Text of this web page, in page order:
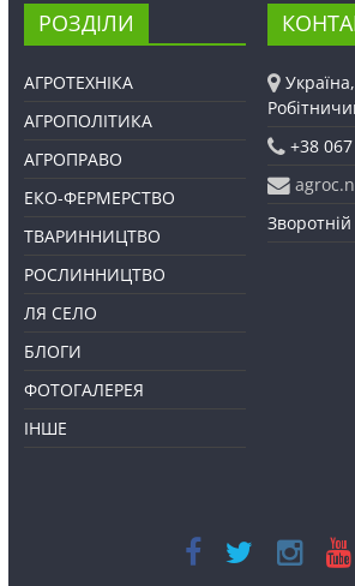
РОЗДІЛИ
АГРОТЕХНІКА
АГРОПОЛІТИКА
АГРОПРАВО
ЕКО-ФЕРМЕРСТВО
ТВАРИННИЦТВО
РОСЛИННИЦТВО
ЛЯ СЕЛО
БЛОГИ
ФОТОГАЛЕРЕЯ
ІНШЕ
+38
Зворотній